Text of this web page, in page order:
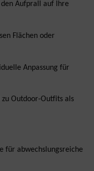
Aufprall auf Ihre
Flächen oder
Anpassung für
Outdoor-Outfits als
für abwechslungsreiche